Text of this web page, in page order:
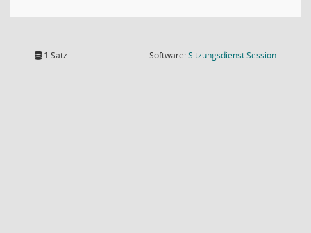
1 Satz Software:SitzungsdienstSession(Wird in